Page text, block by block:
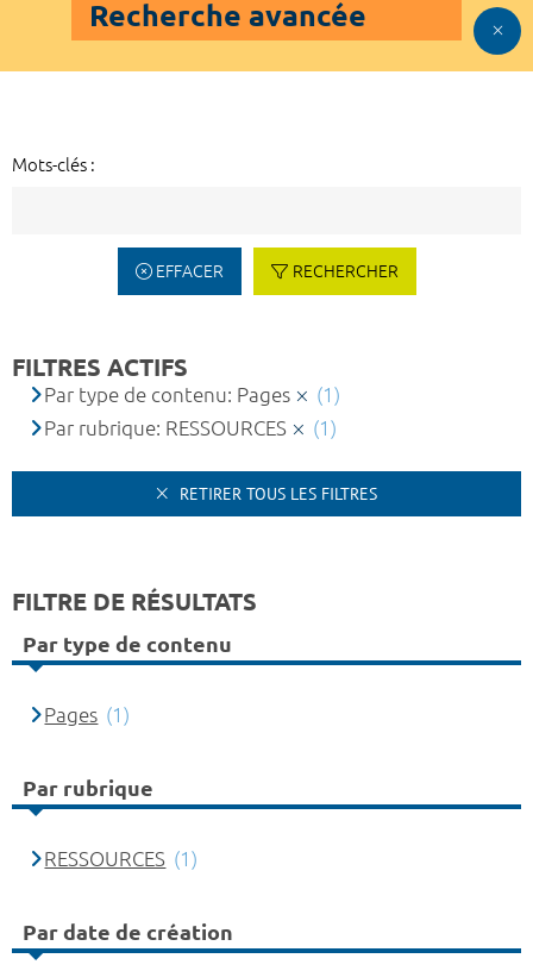
Recherche avancée
Mots-clés :
EFFACER RECHERCHER
FILTRES ACTIFS
Par type de contenu: Pages
(1)
Par rubrique: RESSOURCES
(1)
RETIRER TOUS LES FILTRES
FILTRE DE RÉSULTATS
Par type de contenu
Pages (1)
Par rubrique
RESSOURCES (1)
Par date de création